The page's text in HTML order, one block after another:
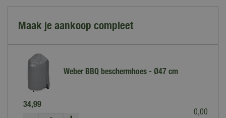
Maak je aankoop compleet
Weber BBQ beschermhoes - Ø47 cm
34,99
0,00